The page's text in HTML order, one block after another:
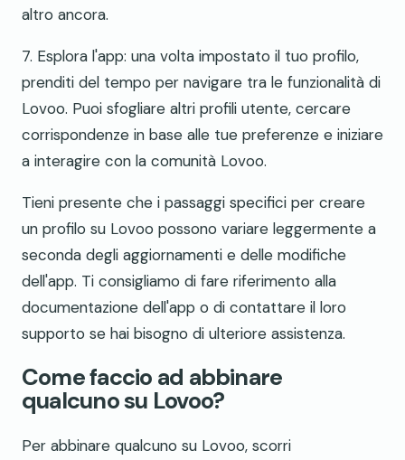
altro ancora.
7. Esplora l'app: una volta impostato il tuo profilo,
prenditi del tempo per navigare tra le funzionalità di
Lovoo. Puoi sfogliare altri profili utente, cercare
corrispondenze in base alle tue preferenze e iniziare
a interagire con la comunità Lovoo.
Tieni presente che i passaggi specifici per creare
un profilo su Lovoo possono variare leggermente a
seconda degli aggiornamenti e delle modifiche
dell'app. Ti consigliamo di fare riferimento alla
documentazione dell'app o di contattare il loro
supporto se hai bisogno di ulteriore assistenza.
Come faccio ad abbinare
qualcuno su Lovoo?
Per abbinare qualcuno su Lovoo, scorri